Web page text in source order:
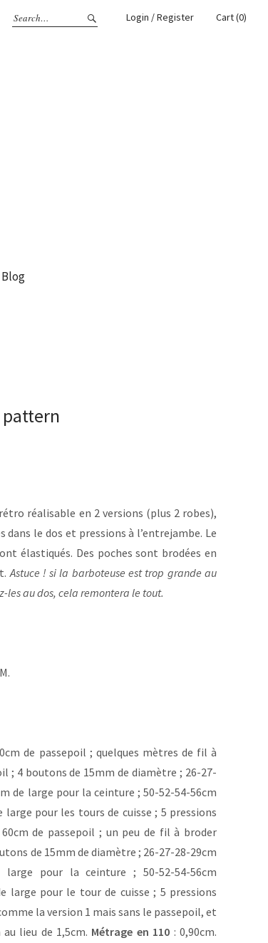
Login / Register Cart (0)
Blog
pattern
réalisable en 2 versions (plus 2 robes),
le dos et pressions à l’entrejambe. Le
élastiqués. Des poches sont brodées en
Astuce ! si la barboteuse est trop grande au
les au dos, cela remontera le tout.
de passepoil ; quelques mètres de fil à
; 4 boutons de 15mm de diamètre ; 26-27-
de large pour la ceinture ; 50-52-54-56cm
large pour les tours de cuisse ; 5 pressions
60cm de passepoil ; un peu de fil à broder
de 15mm de diamètre ; 26-27-28-29cm
large pour la ceinture ; 50-52-54-56cm
large pour le tour de cuisse ; 5 pressions
la version 1 mais sans le passepoil, et
lieu de 1,5cm. Métrage en 110 : 0,90cm.